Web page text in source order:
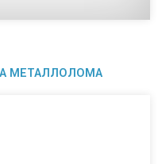
МЕТАЛЛОЛОМА